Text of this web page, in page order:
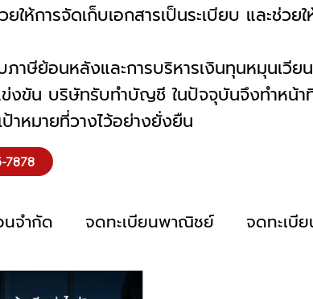
การจัดเก็บเอกสารเป็นระเบียบ และช่วย
าษีย้อนหลังและการบริหารเงินทุนหมุนเวี
ข่งขัน บริษัทรับทำบัญชี ในปัจจุบันจึงทำหน้า
าหมายที่วางไว้อย่างยั่งยืน
7878
นจำกัด จดทะเบียนพาณิชย์ จดทะเบี
ปิดงบการเงิน